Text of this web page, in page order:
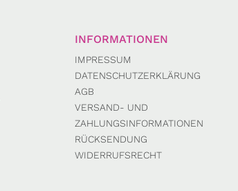
INFORMATIONEN
IMPRESSUM
DATENSCHUTZERKLÄRUNG
AGB
VERSAND- UND
ZAHLUNGSINFORMATIONEN
RÜCKSENDUNG
WIDERRUFSRECHT